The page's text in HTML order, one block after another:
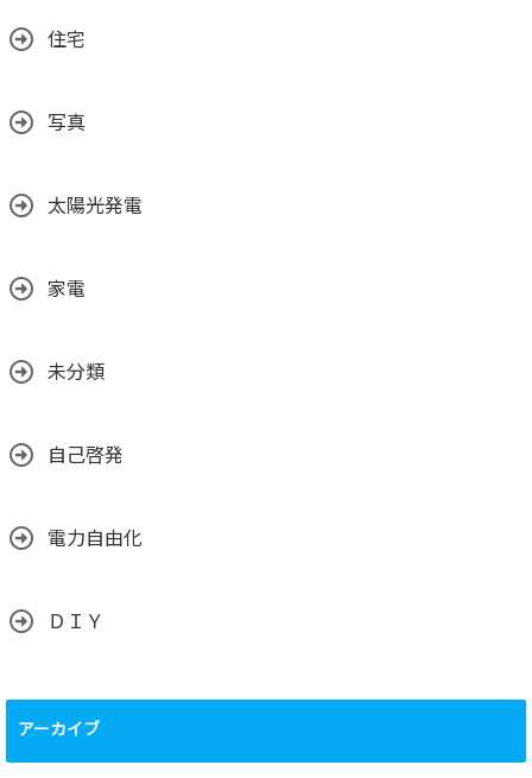
住宅
写真
太陽光発電
家電
未分類
自己啓発
電力自由化
ＤＩＹ
アーカイブ